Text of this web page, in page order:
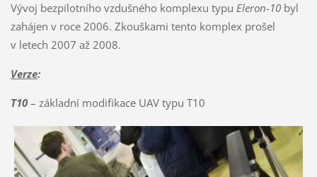
Vývoj bezpilotního vzdušného komplexu typu Eleron-10byl
zahájen v roce 2006. Zkouškami tento komplex prošel
v letech 2007 až 2008.
Verze:
T10 – základní modifikace UAV typu T10